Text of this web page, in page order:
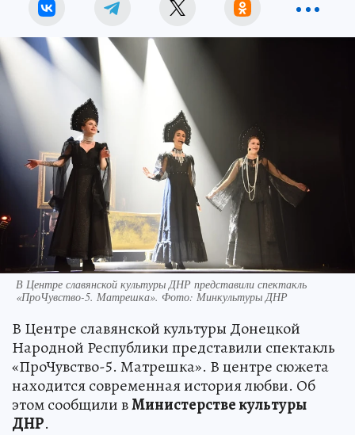
В Центре славянской культуры ДНР представили спектакль
«ПроЧувство-5. Матрешка». Фото: Минкультуры ДНР
В Центре славянской культуры Донецкой
Народной Республики представили спектакль
«ПроЧувство-5. Матрешка». В центре сюжета
находится современная история любви. Об
этом сообщили вМинистерстве культуры
ДНР.